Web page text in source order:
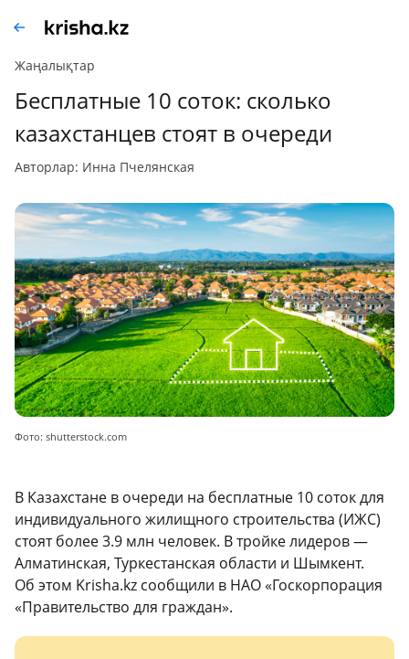
Жаңалықтар
Бесплатные 10 соток: сколько
казахстанцев стоят в очереди
авторлар: Инна Пчелянская
Фото: shutterstock.com
В Казахстане в очереди на бесплатные 10 соток для
индивидуального жилищного строительства (ИЖС)
стоят более 3.9 млн человек. В тройке лидеров —
Алматинская, Туркестанская области и Шымкент.
Об этом Krisha.kz сообщили в НАО «Госкорпорация
«Правительство для граждан».